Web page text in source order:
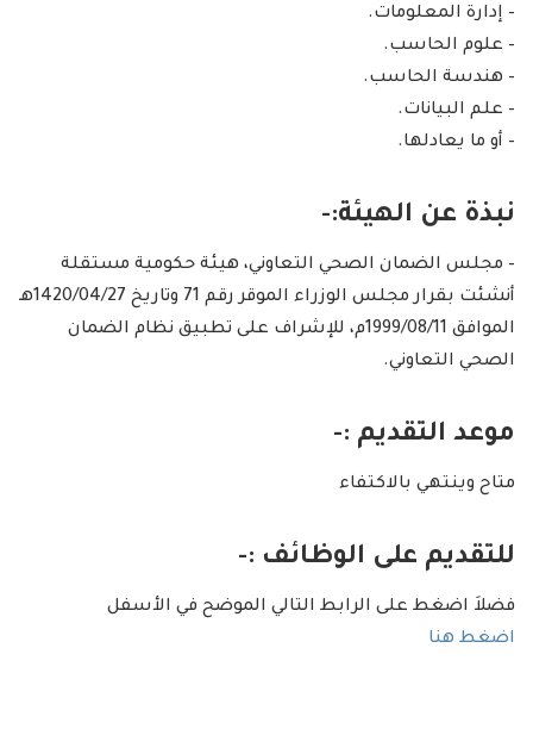
– إدارة المعلومات.
– علوم الحاسب.
– هندسة الحاسب.
– علم البيانات.
– أو ما يعادلها.
نبذة عن الهيئة:-
– مجلس الضمان الصحي التعاوني، هيئة حكومية مستقلة
أنشئت بقرار مجلس الوزراء الموقر رقم 71 وتاريخ 1420/04/27هـ
الموافق 1999/08/11م، للإشراف على تطبيق نظام الضمان
الصحي التعاوني.
موعد التقديم :-
متاح وينتهي بالاكتفاء
للتقديم على الوظائف :-
فضلاَ اضغط على الرابط التالي الموضح في الأسفل
اضغط هنا